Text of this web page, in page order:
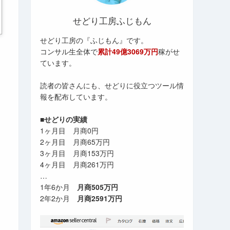
せどり工房ふじもん
せどり工房の『ふじもん』です。
コンサル生全体で累計49億3069万円稼がせ
ています。
読者の皆さんにも、せどりに役立つツール情
報を配布しています。
■せどりの実績
1ヶ月目 月商0円
2ヶ月目 月商65万円
3ヶ月目 月商153万円
4ヶ月目 月商261万円
…
1年6か月 月商505万円
2年2か月 月商2591万円